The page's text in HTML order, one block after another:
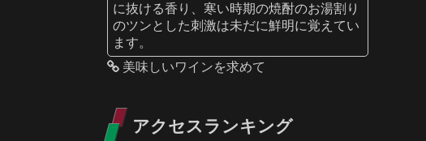
に抜ける香り、寒い時期の焼酎のお湯割り
のツンとした刺激は未だに鮮明に覚えてい
ます。
美味しいワインを求めて
アクセスランキング